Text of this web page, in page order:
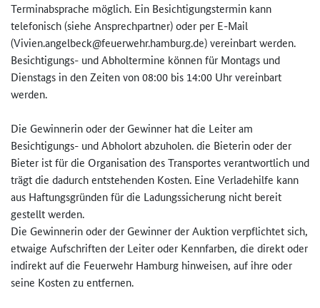
Terminabsprache möglich. Ein Besichtigungstermin kann
telefonisch (siehe Ansprechpartner) oder per E-Mail
(Vivien.angelbeck@feuerwehr.ha­mburg.de) vereinbart werden.
Besichtigungs- und Abholtermine können für Montags und
Dienstags in den Zeiten von 08:00 bis 14:00 Uhr vereinbart
werden.
Die Gewinnerin oder der Gewinner hat die Leiter am
Besichtigungs- und Abholort abzuholen. die Bieterin oder der
Bieter ist für die Organisation des Transportes verantwortlich und
trägt die dadurch entstehenden Kosten. Eine Verladehilfe kann
aus Haftungsgründen für die Ladungssicherung nicht bereit
gestellt werden.
Die Gewinnerin oder der Gewinner der Auktion verpflichtet sich,
etwaige Aufschriften der Leiter oder Kennfarben, die direkt oder
indirekt auf die Feuerwehr Hamburg hinweisen, auf ihre oder
seine Kosten zu entfernen.